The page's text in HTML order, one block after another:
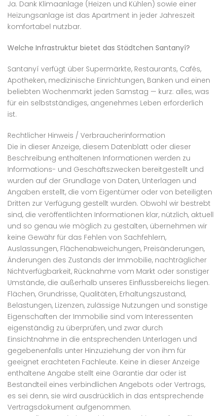
Ja. Dank Klimaanlage (Heizen und Kühlen) sowie einer
Heizungsanlage ist das Apartment in jeder Jahreszeit
komfortabel nutzbar.
Welche Infrastruktur bietet das Städtchen Santanyí?
Santanyí verfügt über Supermärkte, Restaurants, Cafés,
Apotheken, medizinische Einrichtungen, Banken und einen
beliebten Wochenmarkt jeden Samstag — kurz: alles, was
für ein selbstständiges, angenehmes Leben erforderlich
ist.
Rechtlicher Hinweis / Verbraucherinformation
Die in dieser Anzeige, diesem Datenblatt oder dieser
Beschreibung enthaltenen Informationen werden zu
Informations- und Geschäftszwecken bereitgestellt und
wurden auf der Grundlage von Daten, Unterlagen und
Angaben erstellt, die vom Eigentümer oder von beteiligten
Dritten zur Verfügung gestellt wurden. Obwohl wir bestrebt
sind, die veröffentlichten Informationen klar, nützlich, aktuell
und so genau wie möglich zu gestalten, übernehmen wir
keine Gewähr für das Fehlen von Sachfehlern,
Auslassungen, Flächenabweichungen, Preisänderungen,
Änderungen des Zustands der Immobilie, nachträglicher
Nichtverfügbarkeit, Rücknahme vom Markt oder sonstiger
Umstände, die außerhalb unseres Einflussbereichs liegen.
Flächen, Grundrisse, Qualitäten, Erhaltungszustand,
Belastungen, Lizenzen, zulässige Nutzungen und sonstige
Eigenschaften der Immobilie sind vom Interessenten
eigenständig zu überprüfen, und zwar durch
Einsichtnahme in die entsprechenden Unterlagen und
gegebenenfalls unter Hinzuziehung der von ihm für
geeignet erachteten Fachleute. Keine in dieser Anzeige
enthaltene Angabe stellt eine Garantie dar oder ist
Bestandteil eines verbindlichen Angebots oder Vertrags,
es sei denn, sie wird ausdrücklich in das entsprechende
Vertragsdokument aufgenommen.